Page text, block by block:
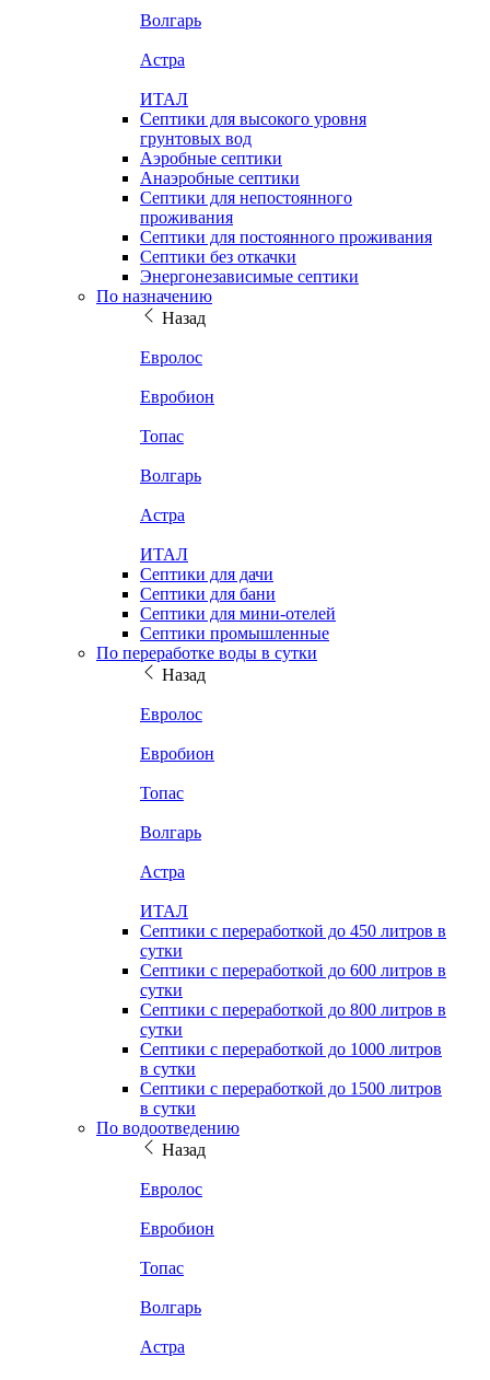
Волгарь
Астра
ИТАЛ
Септики для высокого уровня
грунтовых вод
Аэробные септики
Анаэробные септики
Септики для непостоянного
проживания
Септики для постоянного проживания
Септики без откачки
Энергонезависимые септики
По назначению
Назад
Евролос
Евробион
Топас
Волгарь
Астра
ИТАЛ
Септики для дачи
Септики для бани
Септики для мини-отелей
Септики промышленные
По переработке воды в сутки
Назад
Евролос
Евробион
Топас
Волгарь
Астра
ИТАЛ
Септики с переработкой до 450 литров в
сутки
Септики с переработкой до 600 литров в
сутки
Септики с переработкой до 800 литров в
сутки
Септики с переработкой до 1000 литров
в сутки
Септики с переработкой до 1500 литров
в сутки
По водоотведению
Назад
Евролос
Евробион
Топас
Волгарь
Астра